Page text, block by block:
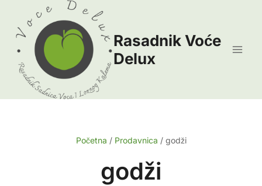
content
Rasadnik Voće
Delux
Početna / Prodavnica / godži
godži